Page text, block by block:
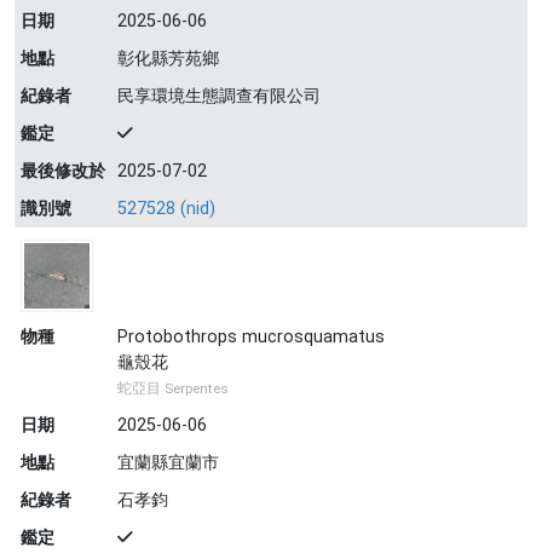
日期
2025-06-06
地點
彰化縣芳苑鄉
紀錄者
民享環境生態調查有限公司
鑑定
最後修改於 2025-07-02
識別號
527528 (nid)
物種
Protobothrops mucrosquamatus
龜殼花
蛇亞目 Serpentes
日期
2025-06-06
地點
宜蘭縣宜蘭市
紀錄者
石孝鈞
鑑定